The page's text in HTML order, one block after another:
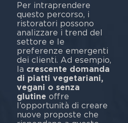
Per intraprendere
questo percorso, i
ristoratori possono
analizzare i trend del
settore e le
preferenze emergenti
dei clienti. Ad esempio,
la crescente domanda
di piatti vegetariani,
vegani o senza
glutine offre
l’opportunità di creare
nuove proposte che